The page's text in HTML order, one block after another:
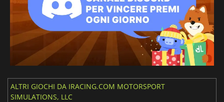
ALTRI GIOCHI DA IRACING.COM MOTORSPORT
SIMULATIONS, LLC